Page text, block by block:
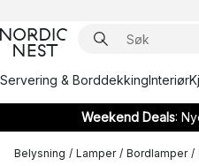
Servering & BorddekkingInteriør
Weekend Deals:
Belysning / Lamper / Bordlamper /